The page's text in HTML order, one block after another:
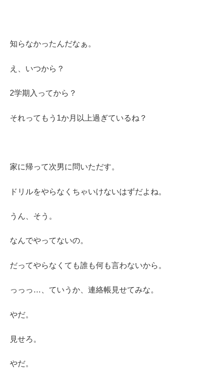
知らなかったんだなぁ。
え、いつから？
2学期入ってから？
それってもう1か月以上過ぎているね？
家に帰って次男に問いただす。
ドリルをやらなくちゃいけないはずだよね。
うん、そう。
なんでやってないの。
だってやらなくても誰も何も言わないから。
っっっ…、ていうか、連絡帳見せてみな。
やだ。
見せろ。
やだ。